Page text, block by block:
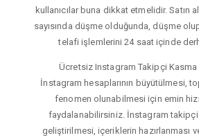
kullanıcılar buna dikkat etmelidir. Satın
sayısında düşme olduğunda, düşme
telafi işlemlerini 24 saat içinde
Ücretsiz Instagram Takipçi Kasma
İnstagram hesaplarının büyütülmesi,
fenomen olunabilmesi için emin
faydalanabilirsiniz. İnstagram takipçi
geliştirilmesi, içeriklerin hazırlanması